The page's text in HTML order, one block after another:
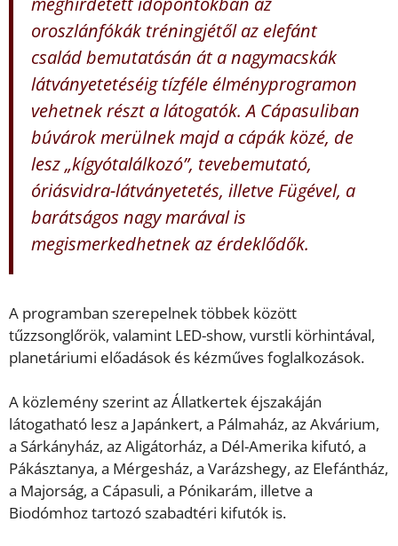
oroszlánfókák tréningjétől az elefánt
család bemutatásán át a nagymacskák
látványetetéséig tízféle élményprogramon
vehetnek részt a látogatók. A Cápasuliban
búvárok merülnek majd a cápák közé, de
lesz „kígyótalálkozó”, tevebemutató,
óriásvidra-látványetetés, illetve Fügével, a
barátságos nagy marával is
megismerkedhetnek az érdeklődők.
A programban szerepelnek többek között
tűzzsonglőrök, valamint LED-show, vurstli körhintával,
planetáriumi előadások és kézműves foglalkozások.
A közlemény szerint az Állatkertek éjszakáján
látogatható lesz a Japánkert, a Pálmaház, az Akvárium,
a Sárkányház, az Aligátorház, a Dél-Amerika kifutó, a
Pákásztanya, a Mérgesház, a Varázshegy, az Elefántház,
a Majorság, a Cápasuli, a Pónikarám, illetve a
Biodómhoz tartozó szabadtéri kifutók is.